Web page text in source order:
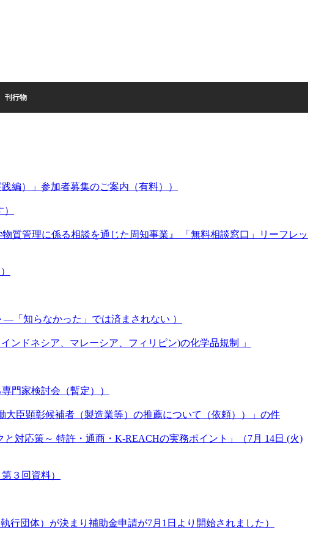
刊行物
編）」参加者募集のご案内（有料））
質管理に係る相談を通じた周知事業』 「無料相談窓口」リーフレッ
「知らなかった」では済まされない ）
ンドネシア、マレーシア、フィリピン)の化学品規制 」
門家検討会（暫定））
臣顕彰候補者（製造業等）の推薦について（依頼））」の件
対応策～ 特許・通商・K-REACHの実務ポイント」（7月 14日 (火)
３回資料）
団体）が決まり補助金申請が7月1日より開始されました）